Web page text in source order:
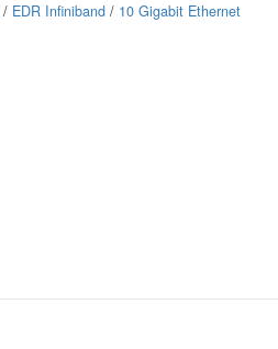
/ EDR Infiniband / 10 Gigabit Ethernet